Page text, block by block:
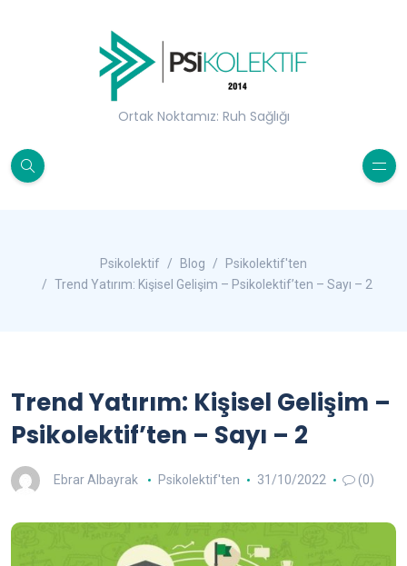
Ortak Noktamız: Ruh Sağlığı
Psikolektif Blog
Psikolektif'ten
Trend Yatırım: Kişisel Gelişim – Psikolektif’ten – Sayı – 2
Trend Yatırım: Kişisel Gelişim –
Psikolektif’ten – Sayı – 2
Ebrar Albayrak Psikolektif'ten 31/10/2022 (0)